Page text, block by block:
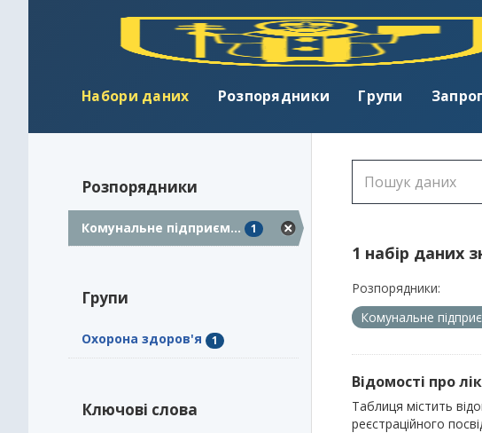
Набори даних Розпорядники Групи
Розпорядники
Комунальне підприєм... 1
Групи
Охорона здоров'я 1
Ключові слова
1 набір даних
Розпорядники:
Комунальне
Відомості про
Таблиця містить
реєстраційного